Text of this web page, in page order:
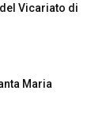
Vicariato di
Maria